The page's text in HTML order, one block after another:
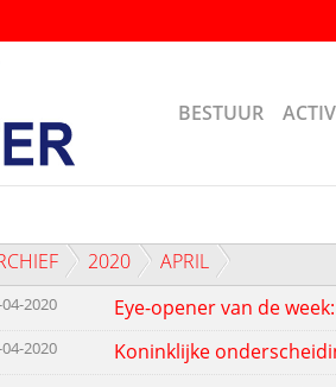
BESTUUR
2020 APRIL
2020 Eye-opener van de
2020 Koninklijke